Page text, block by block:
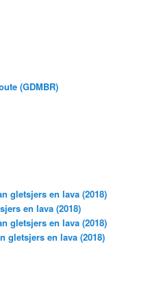
(GDMBR)
gletsjers en lava (2018)
en lava (2018)
gletsjers en lava (2018)
gletsjers en lava (2018)